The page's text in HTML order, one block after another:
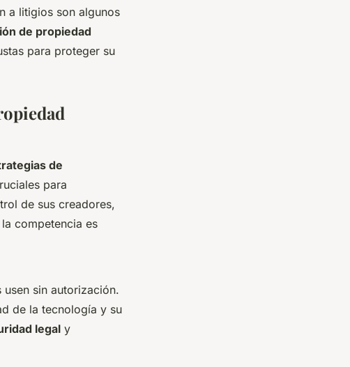
a litigios son algunos
de propiedad
para proteger su
de
para
de sus creadores,
competencia es
sin autorización.
de la tecnología y su
legal y